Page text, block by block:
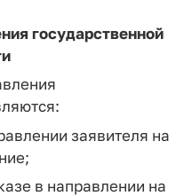
государственной
заявителя на
в направлении на